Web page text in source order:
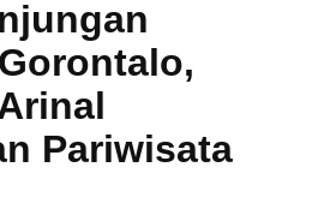
News
Pariwisata